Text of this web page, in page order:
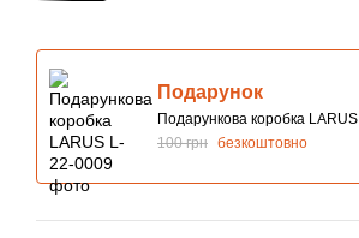
Подарунок
Подарункова коробка LARUS
100 грн безкоштовно